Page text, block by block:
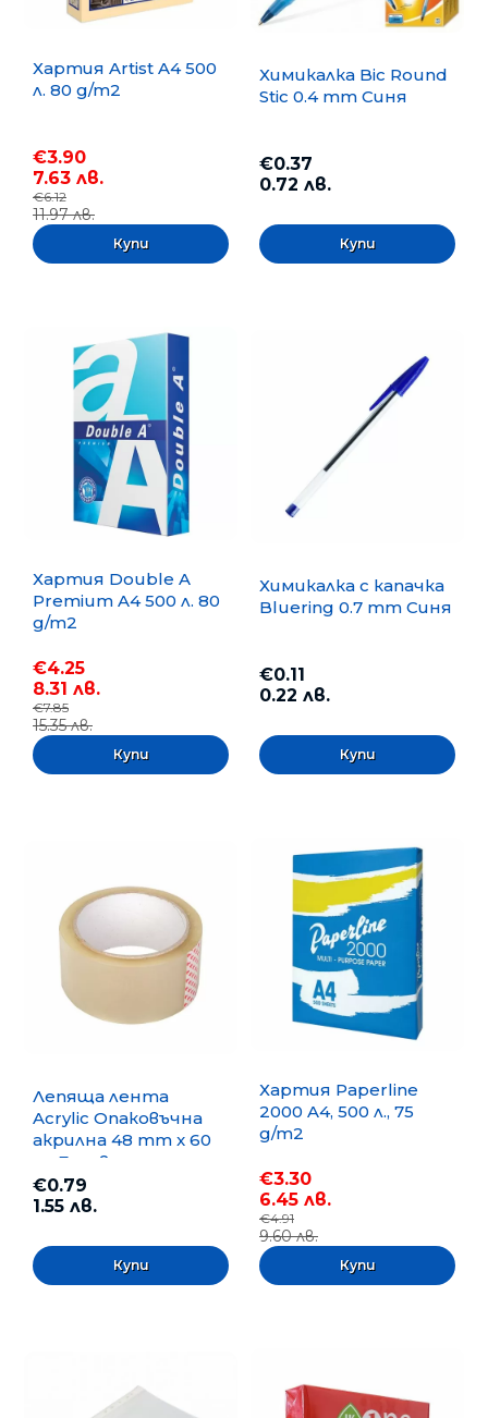
Хартия Artist A4 500
л. 80 g/m2
€3.90
7.63 лв.
€6.12
11.97 лв.
Химикалка Bic Round
Stic 0.4 mm Синя
€0.37
0.72 лв.
Хартия Double A
Premium A4 500 л. 80
g/m2
€4.25
8.31 лв.
€7.85
15.35 лв.
Химикалка с капачка
Bluering 0.7 mm Синя
€0.11
0.22 лв.
Лепяща лента
Acrylic Опаковъчна
акрилна 48 mm x 60
m, Безцветна
€0.79
1.55 лв.
Хартия Paperline
2000 A4, 500 л., 75
g/m2
€3.30
6.45 лв.
€4.91
9.60 лв.